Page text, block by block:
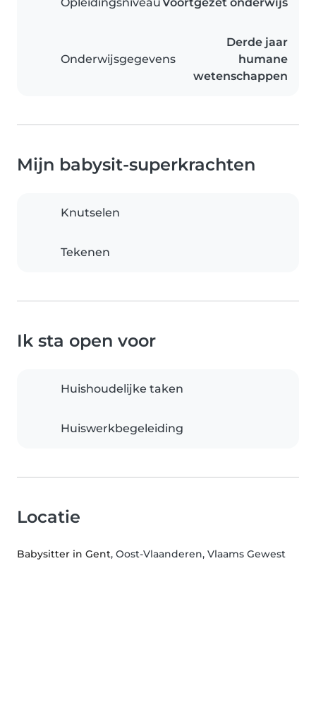
Opleidingsniveau Voortgezet onderwijs
Onderwijsgegevens
Derde jaar
humane
wetenschappen
Mijn babysit-superkrachten
Knutselen
Tekenen
Ik sta open voor
Huishoudelijke taken
Huiswerkbegeleiding
Locatie
Babysitter in Gent, Oost-Vlaanderen, Vlaams Gewest